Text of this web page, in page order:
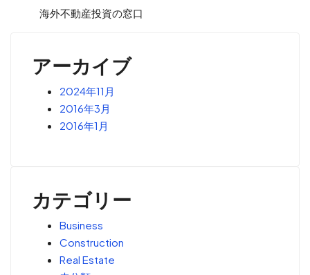
海外不動産投資の窓口
アーカイブ
2024年11月
2016年3月
2016年1月
カテゴリー
Business
Construction
Real Estate